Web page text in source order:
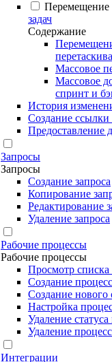
Перемещение
задач
Содержание
Массовое
Массовое
спринт и
История
Создание ссылки
Предоставление
Запросы
Запросы
Создание запроса
Копирование
Редактирование
Удаление запроса
Рабочие процессы
Рабочие процессы
Просмотр списка
Создание
Создание нового
Настройка
Удаление
Удаление
Интеграции